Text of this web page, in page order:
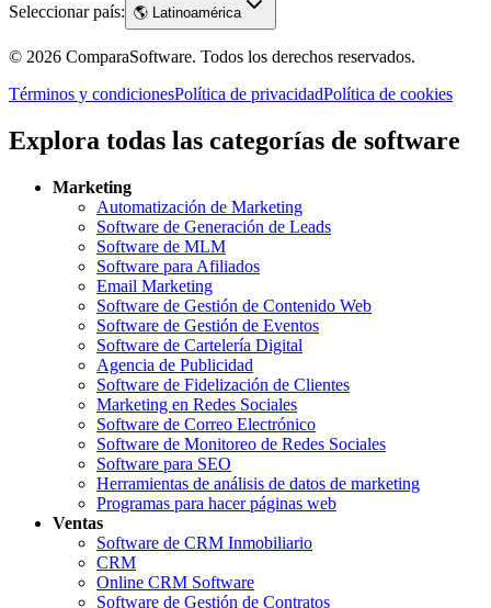
Seleccionar país: 🌎 Latinoamérica
© 2026 ComparaSoftware. Todos los derechos reservados.
Términos y condicionesPolítica de privacidadPolítica de cookies
Explora todas las categorías de software
Marketing
Automatización de Marketing
Software de Generación de Leads
Software de MLM
Software para Afiliados
Email Marketing
Software de Gestión de Contenido Web
Software de Gestión de Eventos
Software de Cartelería Digital
Agencia de Publicidad
Software de Fidelización de Clientes
Marketing en Redes Sociales
Software de Correo Electrónico
Software de Monitoreo de Redes Sociales
Software para SEO
Herramientas de análisis de datos de marketing
Programas para hacer páginas web
Ventas
Software de CRM Inmobiliario
CRM
Online CRM Software
Software de Gestión de Contratos